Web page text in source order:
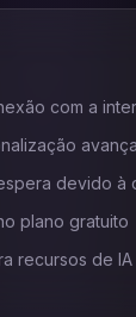
com a
devido à
plano gratuito
recursos de IA